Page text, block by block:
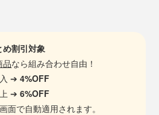
め割引対象
品なら組み合わせ自由！
入 ➔4%OFF
上 ➔6%OFF
面で自動適用されます。